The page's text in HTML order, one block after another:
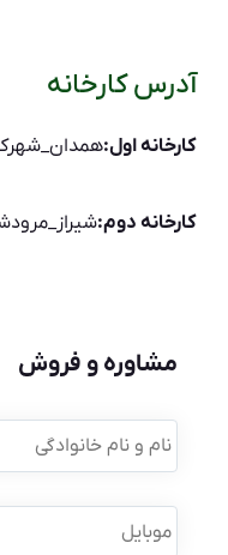
آدرس کارخانه
کارخانه اول:همدان_شهرک
کارخانه دوم:
مشاوره و فروش
نام
و
نام
موبایل *